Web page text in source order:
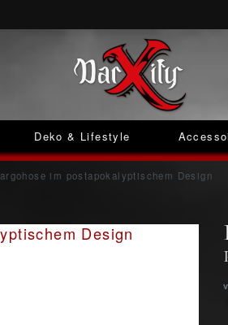
Deko & Lifestyle
im postapokalyptischem Design